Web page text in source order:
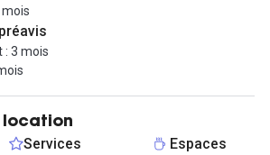
pour les startups, les travailleurs
entreprises et les entrepreneurs en
de travail stimulant et productif.
visite !
: 3 mois
location
Services Espaces